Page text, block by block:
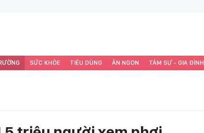
SỨC KHỎE TIÊU DÙNG ĂN NGON TÂM SỰ - GIA ĐÌNH